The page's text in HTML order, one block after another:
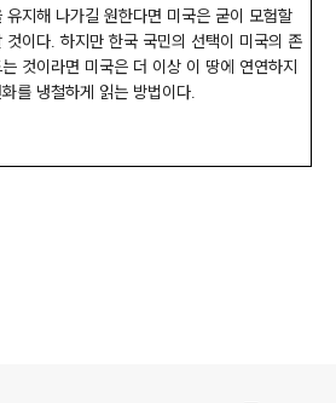
유지해 나가길 원한다면 미국은 굳이 모험할
것이다.하지만 한국 국민의 선택이 미국의 존
것이라면 미국은 더 이상 이 땅에 연연하지
를 냉철하게 읽는 방법이다.